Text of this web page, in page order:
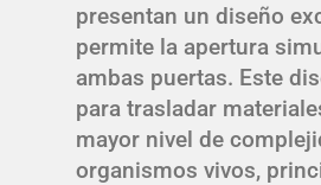
presentan un diseño
permite la apertura
ambas puertas. Este
para trasladar
mayor nivel de
organismos vivos,